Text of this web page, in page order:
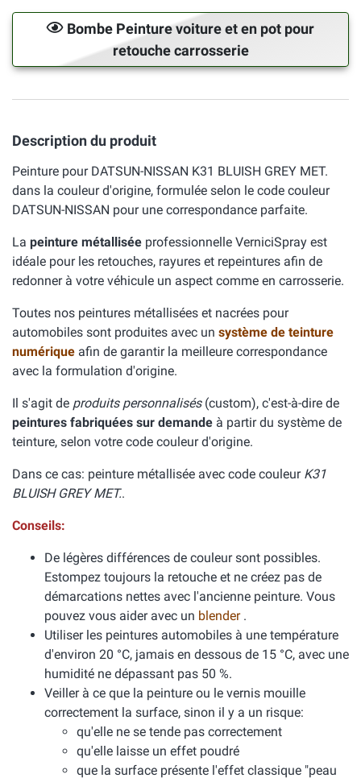
Bombe Peinture voiture et en pot pour
retouche carrosserie
Description du produit
Peinture pour DATSUN-NISSAN K31 BLUISH GREY MET.
dans la couleur d'origine, formulée selon le code couleur
DATSUN-NISSAN pour une correspondance parfaite.
La peinture métallisée professionnelle VerniciSpray est
idéale pour les retouches, rayures et repeintures afin de
redonner à votre véhicule un aspect comme en carrosserie.
Toutes nos peintures métallisées et nacrées pour
automobiles sont produites avec un système de teinture
numérique afin de garantir la meilleure correspondance
avec la formulation d'origine.
Il s'agit de produits personnalisés(custom), c'est-à-dire de
peintures fabriquées sur demande à partir du système de
teinture, selon votre code couleur d'origine.
Dans ce cas: peinture métallisée avec code couleur K31
BLUISH GREY MET..
Conseils:
De légères différences de couleur sont possibles.
Estompez toujours la retouche et ne créez pas de
démarcations nettes avec l'ancienne peinture. Vous
pouvez vous aider avec un blender .
Utiliser les peintures automobiles à une température
d'environ 20 °C, jamais en dessous de 15 °C, avec une
humidité ne dépassant pas 50 %.
Veiller à ce que la peinture ou le vernis mouille
correctement la surface, sinon il y a un risque:
qu'elle ne se tende pas correctement
qu'elle laisse un effet poudré
que la surface présente l'effet classique "peau